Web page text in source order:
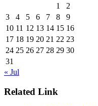
1
2
3
4 5 6 7 8
9
10 11 12 13 14 15 16
17 18 19 20 21 22 23
24 25 26 27 28 29 30
31
« Jul
Related Link